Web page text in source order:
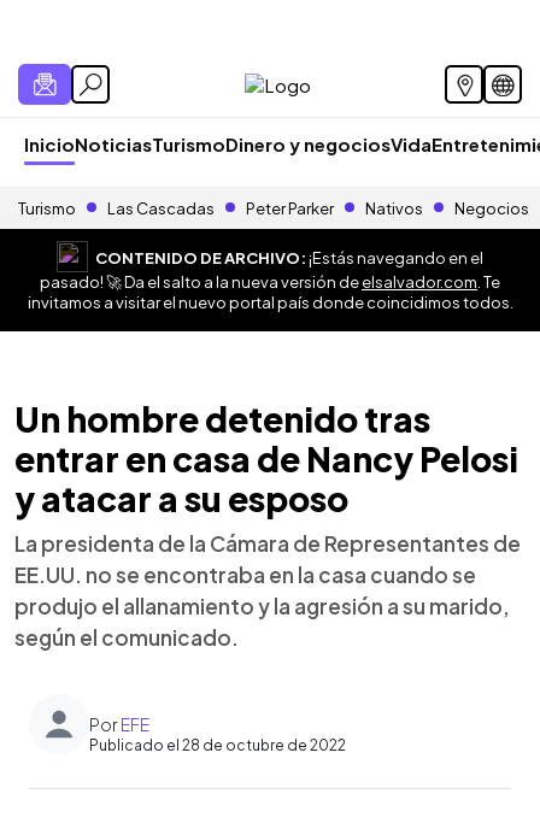
InicioNoticiasTurismoDinero y negociosVida
Turismo Las Cascadas Peter Parker Nativos Negocios
CONTENIDO DE ARCHIVO:¡Estás navegando en el
pasado! 🚀 Da el salto a la nueva versión deelsalvador.com . Te
invitamos a visitar el nuevo portal país donde coincidimos todos.
Un hombre detenido tras
entrar en casa de Nancy Pelosi
y atacar a su esposo
La presidenta de la Cámara de Representantes de
EE.UU. no se encontraba en la casa cuando se
produjo el allanamiento y la agresión a su marido,
según el comunicado.
PorEFE
Publicado el 28 de octubre de 2022